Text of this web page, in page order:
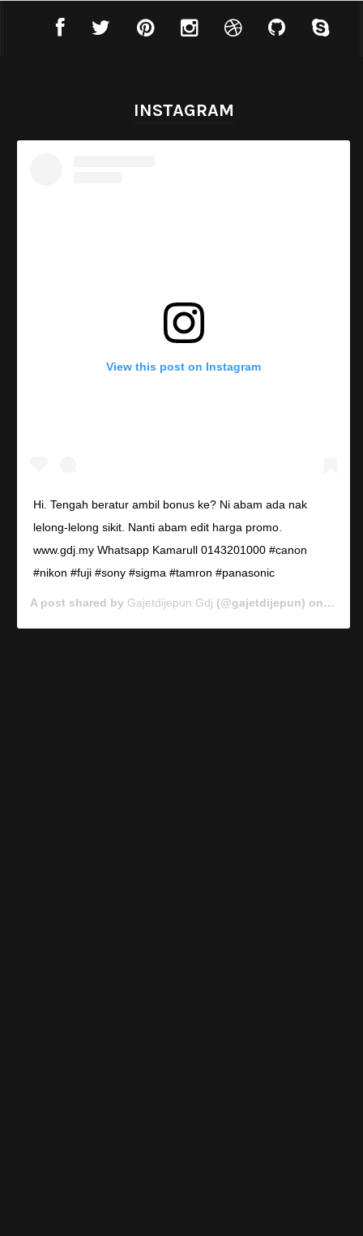
INSTAGRAM
View this post on Instagram
Hi. Tengah beratur ambil bonus ke? Ni abam ada nak
lelong-lelong sikit. Nanti abam edit harga promo.
www.gdj.my Whatsapp Kamarull 0143201000 #canon
#nikon #fuji #sony #sigma #tamron #panasonic
A post shared by Gajetdijepun Gdj (@gajetdijepun) on Jan 7,